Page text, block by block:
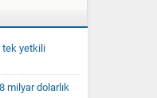
tek yetkili
milyar dolarlık